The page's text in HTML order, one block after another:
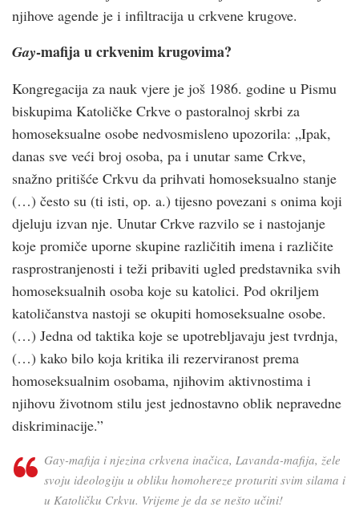
njihove agende je i infiltracija u crkvene krugove.
Gay-mafija u crkvenim krugovima?
Kongregacija za nauk vjere je još 1986. godine u Pismu
biskupima Katoličke Crkve o pastoralnoj skrbi za
homoseksualne osobe nedvosmisleno upozorila: „Ipak,
danas sve veći broj osoba, pa i unutar same Crkve,
snažno pritišće Crkvu da prihvati homoseksualno stanje
(…) često su (ti isti, op. a.) tijesno povezani s onima koji
djeluju izvan nje. Unutar Crkve razvilo se i nastojanje
koje promiče uporne skupine različitih imena i različite
rasprostranjenosti i teži pribaviti ugled predstavnika svih
homoseksualnih osoba koje su katolici. Pod okriljem
katoličanstva nastoji se okupiti homoseksualne osobe.
(…) Jedna od taktika koje se upotrebljavaju jest tvrdnja,
(…) kako bilo koja kritika ili rezerviranost prema
homoseksualnim osobama, njihovim aktivnostima i
njihovu životnom stilu jest jednostavno oblik nepravedne
diskriminacije.”
Gay-mafija i njezina crkvena inačica, Lavanda-mafija, žele
svoju ideologiju u obliku homohereze proturiti svim silama i
u Katoličku Crkvu. Vrijeme je da se nešto učini!